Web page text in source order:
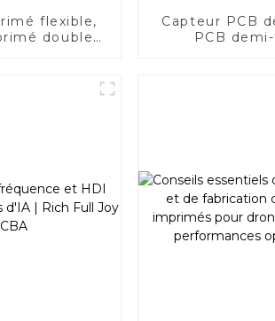
flexible,
double
Capteur PCB
PCB